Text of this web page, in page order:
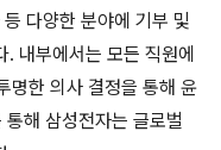
다양한 분야에 기부 및
내부에서는 모든 직원에
명한 의사 결정을 통해 윤
해 삼성전자는 글로벌